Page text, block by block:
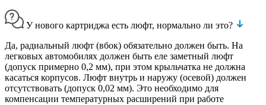
У нового картриджа есть люфт, нормально ли это?
Да, радиальный люфт (вбок) обязательно должен быть. На
легковых автомобилях должен быть еле заметный люфт
(допуск примерно 0,2 мм), при этом крыльчатка не должна
касаться корпусов. Люфт внутрь и наружу (осевой) должен
отсутствовать (допуск 0,02 мм). Это необходимо для
компенсации температурных расширений при работе